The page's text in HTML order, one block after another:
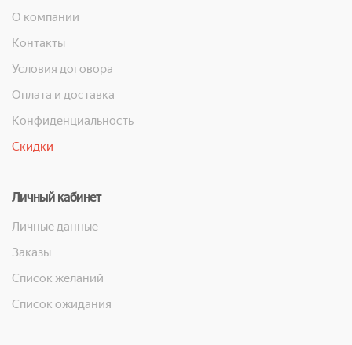
О компании
Контакты
Условия договора
Оплата и доставка
Конфиденциальность
Скидки
Личный кабинет
Личные данные
Заказы
Список желаний
Список ожидания